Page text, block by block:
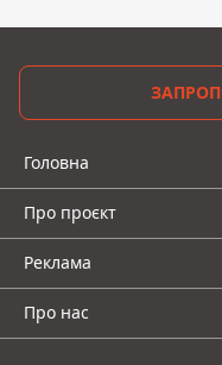
Головна
Про проєкт
Реклама
Про нас